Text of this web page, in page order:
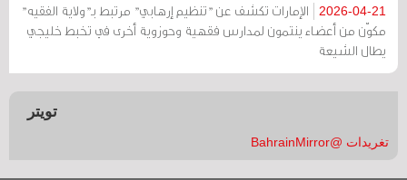
2026-04-21
الإمارات تكشف عن "تنظيم إرهابي" مرتبط بـ"ولاية الفقيه"
مكوّن من أعضاء ينتمون لمدارس فقهية وحوزوية أخرى في تخبط خليجي
يطال الشيعة
تويتر
تغريدات @BahrainMirror